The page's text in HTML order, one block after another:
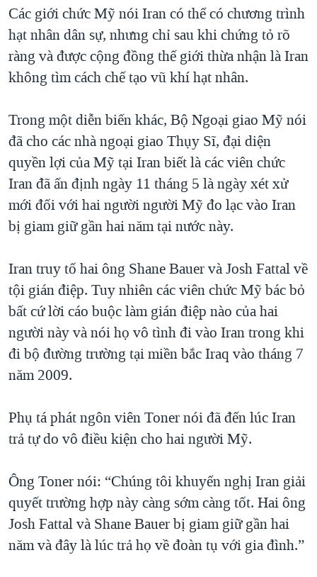
Các giới chức Mỹ nói Iran có thể có chương trình
hạt nhân dân sự, nhưng chỉ sau khi chứng tỏ rõ
ràng và được cộng đồng thế giới thừa nhận là Iran
không tìm cách chế tạo vũ khí hạt nhân.
Trong một diễn biến khác, Bộ Ngoại giao Mỹ nói
đã cho các nhà ngoại giao Thụy Sĩ, đại diện
quyền lợi của Mỹ tại Iran biết là các viên chức
Iran đã ấn định ngày 11 tháng 5 là ngày xét xử
mới đối với hai người người Mỹ đo lạc vào Iran
bị giam giữ gần hai năm tại nước này.
Iran truy tố hai ông Shane Bauer và Josh Fattal về
tội gián điệp. Tuy nhiên các viên chức Mỹ bác bỏ
bất cứ lời cáo buộc làm gián điệp nào của hai
người này và nói họ vô tình đi vào Iran trong khi
đi bộ đường trường tại miền bắc Iraq vào tháng 7
năm 2009.
Phụ tá phát ngôn viên Toner nói đã đến lúc Iran
trả tự do vô điều kiện cho hai người Mỹ.
Ông Toner nói: “Chúng tôi khuyến nghị Iran giải
quyết trường hợp này càng sớm càng tốt. Hai ông
Josh Fattal và Shane Bauer bị giam giữ gần hai
năm và đây là lúc trả họ về đoàn tụ với gia đình.”